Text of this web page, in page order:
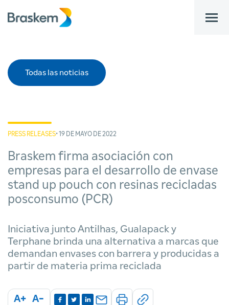
bar
Todas las noticias
PRESS RELEASES• 19 DE MAYO DE 2022
Braskem firma asociación con
empresas para el desarrollo de envase
stand up pouch con resinas recicladas
posconsumo (PCR)
Iniciativa junto Antilhas, Gualapack y
Terphane brinda una alternativa a marcas que
demandan envases con barrera y producidas a
partir de materia prima reciclada
A+ A-